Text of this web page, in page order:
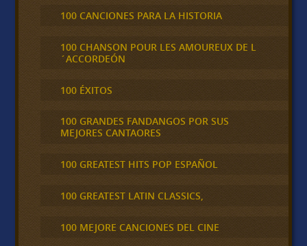
100 CANCIONES PARA LA HISTORIA
100 CHANSON POUR LES AMOUREUX DE L
´ACCORDEÓN
100 ÉXITOS
100 GRANDES FANDANGOS POR SUS
MEJORES CANTAORES
100 GREATEST HITS POP ESPAÑOL
100 GREATEST LATIN CLASSICS,
100 MEJORE CANCIONES DEL CINE